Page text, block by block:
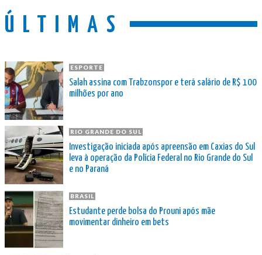
ÚLTIMAS
ESPORTE
Salah assina com Trabzonspor e terá salário de R$ 100
milhões por ano
RIO GRANDE DO SUL
Investigação iniciada após apreensão em Caxias do Sul
leva à operação da Polícia Federal no Rio Grande do Sul
e no Paraná
BRASIL
Estudante perde bolsa do Prouni após mãe
movimentar dinheiro em bets